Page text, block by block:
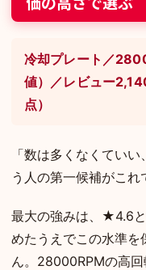
冷却プレート／
値）／レビュー
点）
「数は多くなくてい
う人の第一候補がこれ
最大の強みは、★4.6
めたうえでこの水準を
ん。28000RPMの高